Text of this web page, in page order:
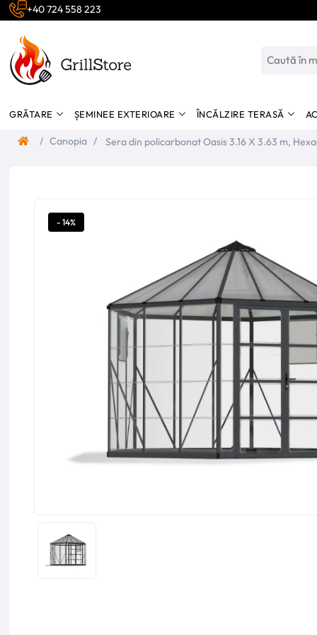
+40 724 558 223
GRĂTARE ȘEMINEE EXTERIOARE ÎNCĂLZIRE TERASĂ
/ Canopia /
Sera din policarbonat Oasis 3.16 X 3.63 m, Hexagon Palram-
- 14%